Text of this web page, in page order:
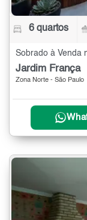
6 quartos
Sobrado à Venda
Jardim França
Zona Norte - São Paulo